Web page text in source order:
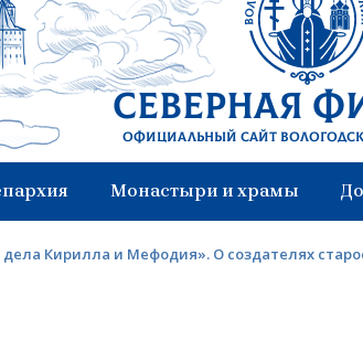
Северная
Официальный сайт
Монастыри и храмы
Кирилла и Мефодия». О создателях